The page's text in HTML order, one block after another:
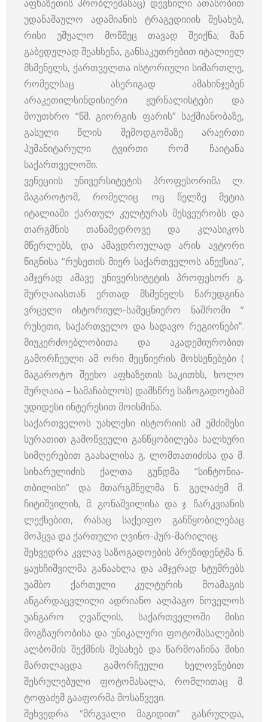
აფხაზეთის პრობლემასაც) დევნილი ათასობით
უდანაშაულო ადამიანის ტრაგედიიის შესახებ,
რისი უშუალო მოწმეც თავად შეიქნა; მან
გაბედულად შეახსენა, განსაკუთრებით იტალიელ
მსმენელს, ქართველთა ისტორიული სიმართლე,
რომელსაც ასერიგად ამახინჯებენ
არაკეთილსინდისიერი ჟურნალისტები და
მოუთხრო “წმ. გიორგის ფარის” საქმიანობაზე,
გასული წლის შემოდგომაზე არაერთი
ჰუმანიტარული ტვირთი რომ ჩაიტანა
საქართველოში.
ვენეციის უნივერსიტეტის პროფესორიმა ლ.
მაგაროტომ, რომელიც ოც წელზე მეტია
იტალიაში ქართულ კულტურას მესვეურობს და
თარგმნის თანამედროვე და კლასიკოს
მწერლებს, და ამავდროულად არის ავტორი
წიგნისა “რუსეთის მიერ საქართველოს ანექსია”,
ამჯერად ამავე უნივერსიტეტის პროფესორ გ.
შურღაიასთან ერთად მსმენელს წარუდგინა
ვრცელი ისტორიულ-სამეცნიერო ნაშრომი “
რუსეთი, საქართველო და სადავო რეგიონები”.
მიუკერძოებლობითა და აკადემიურობით
გამორჩეული ამ ორი მეცნიერის მოხსენებები (
მაგაროტო შეეხო აფხაზეთის საკითხს, ხოლო
შურღაია – სამაჩაბლოს) დამსწრე საზოგადოებამ
უდიდესი ინტერესით მოისმინა.
საქართველოს უახლესი ისტორიის ამ უმძიმესი
სურათით გამოწვეული განწყობილება ხალხური
სიმღერებით გაახალისა გ. ლომთათიძისა და მ.
სიხარულიძის ქალთა გუნდმა “სინტონია-
თბილისი” და მთარგმნელმა ნ. გელაძემ მ.
ჩიტიშვილის, მ. გონაშვილისა და ჯ. ჩარკვიანის
ლექსებით, რასაც საქეიფო განწყობილებაც
მოჰყვა და ქართული ღვინო-პურ-მარილიც.
შეხვედრა კვლავ საზოგადოების პრეზიდენტმა ნ.
ყაუხჩიშვილმა განაახლა და ამჯერად სტუმრებს
უამბო ქართული კულტურის მოამაგის
აწგარდაცვლილი ადრიანო ალპაგო ნოველოს
უანგარო ღვაწლის, საქართველოში მისი
მოგზაურობისა და უნიკალური ფოტომასალების
ალბომის შექმნის შესახებ და წარმოაჩინა მისი
მართლაცდა გამორჩეული ხელოვნებით
შესრულებული ფოტომასალა, რომლითაც მ.
ტოფაძემ გააფორმა მოსაწვევი.
შეხვედრა “მრგვალი მაგიდით” გასრულდა,